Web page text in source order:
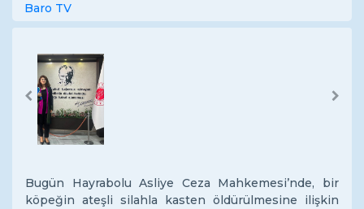
Baro TV
Previous Next
Bugün Hayrabolu Asliye Ceza Mahkemesi’nde, bir
köpeğin ateşli silahla kasten öldürülmesine ilişkin